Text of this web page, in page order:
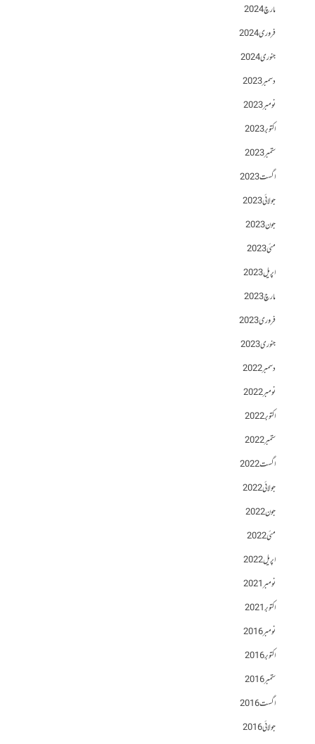
مارچ 2024
فروری 2024
جنوری 2024
دسمبر 2023
نومبر 2023
اکتوبر 2023
ستمبر 2023
اگست 2023
جولائی 2023
جون 2023
مئی 2023
اپریل 2023
مارچ 2023
فروری 2023
جنوری 2023
دسمبر 2022
نومبر 2022
اکتوبر 2022
ستمبر 2022
اگست 2022
جولائی 2022
جون 2022
مئی 2022
اپریل 2022
نومبر 2021
اکتوبر 2021
نومبر 2016
اکتوبر 2016
ستمبر 2016
اگست 2016
جولائی 2016